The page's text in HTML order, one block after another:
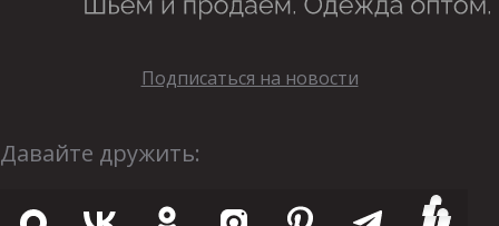
Подписаться на новости
Давайте дружить: